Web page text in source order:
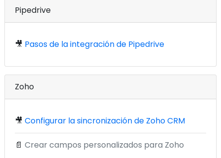
Pipedrive
🎥 Pasos de la integración de Pipedrive
Zoho
🎥 Configurar la sincronización de Zoho CRM
📄 Crear campos personalizados para Zoho